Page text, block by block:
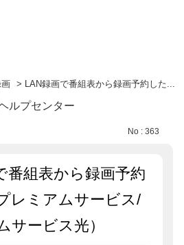
> LAN録画で番組表から録画予約した...
No : 363
番組表から録画予約
レミアムサービス/
サービス光）